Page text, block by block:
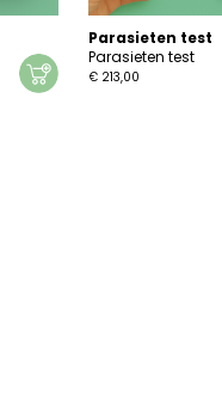
Parasieten test
Parasieten test
€ 213,00